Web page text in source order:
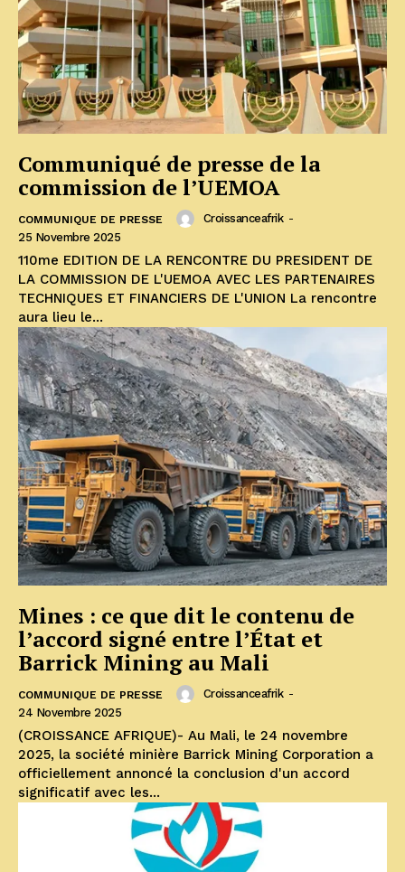
Communiqué de presse de la
commission de l’UEMOA
COMMUNIQUE DE PRESSE Croissanceafrik -
25 Novembre 2025
110me EDITION DE LA RENCONTRE DU PRESIDENT DE
LA COMMISSION DE L'UEMOA AVEC LES PARTENAIRES
TECHNIQUES ET FINANCIERS DE L'UNION La rencontre
aura lieu le...
Mines : ce que dit le contenu de
l’accord signé entre l’État et
Barrick Mining au Mali
COMMUNIQUE DE PRESSE Croissanceafrik -
24 Novembre 2025
(CROISSANCE AFRIQUE)- Au Mali, le 24 novembre
2025, la société minière Barrick Mining Corporation a
officiellement annoncé la conclusion d'un accord
significatif avec les...